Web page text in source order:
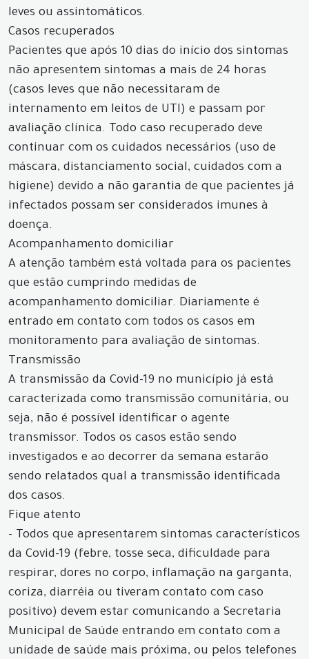
leves ou assintomáticos.
Casos recuperados
Pacientes que após 10 dias do início dos sintomas
não apresentem sintomas a mais de 24 horas
(casos leves que não necessitaram de
internamento em leitos de UTI) e passam por
avaliação clínica. Todo caso recuperado deve
continuar com os cuidados necessários (uso de
máscara, distanciamento social, cuidados com a
higiene) devido a não garantia de que pacientes já
infectados possam ser considerados imunes à
doença.
Acompanhamento domiciliar
A atenção também está voltada para os pacientes
que estão cumprindo medidas de
acompanhamento domiciliar. Diariamente é
entrado em contato com todos os casos em
monitoramento para avaliação de sintomas.
Transmissão
A transmissão da Covid-19 no município já está
caracterizada como transmissão comunitária, ou
seja, não é possível identificar o agente
transmissor. Todos os casos estão sendo
investigados e ao decorrer da semana estarão
sendo relatados qual a transmissão identificada
dos casos.
Fique atento
- Todos que apresentarem sintomas característicos
da Covid-19 (febre, tosse seca, dificuldade para
respirar, dores no corpo, inflamação na garganta,
coriza, diarréia ou tiveram contato com caso
positivo) devem estar comunicando a Secretaria
Municipal de Saúde entrando em contato com a
unidade de saúde mais próxima, ou pelos telefones